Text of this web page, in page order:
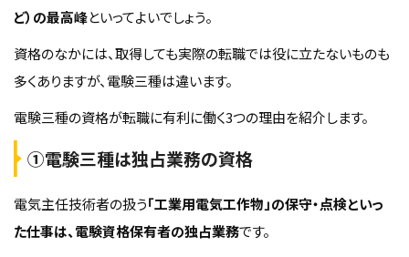
ど）の最高峰といってよいでしょう。
資格のなかには、取得しても実際の転職では役に立たないものも
多くありますが、電験三種は違います。
電験三種の資格が転職に有利に働く3つの理由を紹介します。
①電験三種は独占業務の資格
電気主任技術者の扱う「工業用電気工作物」の保守・点検といっ
た仕事は、電験資格保有者の独占業務です。